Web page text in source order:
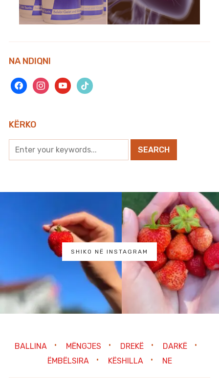
NA NDIQNI
facebookinstagramyoutubetiktok
KËRKO
SHIKO NË INSTAGRAM
BALLINA MËNGJES DREKË
DARKË
ËMBËLSIRA
KËSHILLA NE